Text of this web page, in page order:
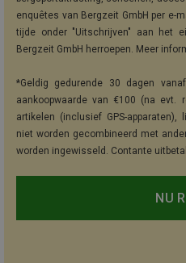
enquêtes van Bergzeit GmbH per e-
tijde onder "Uitschrijven" aan het
Bergzeit GmbH herroepen. Meer
*Geldig gedurende 30 dagen
aankoopwaarde van €100 (na evt.
artikelen (inclusief GPS-
niet worden gecombineerd met
worden ingewisseld. Contante
NU